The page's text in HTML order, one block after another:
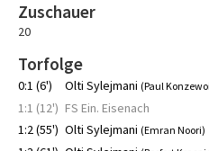
Zuschauer
20
Torfolge
0:1 (6') Olti Sylejmani (Paul
1:1 (12') FS Ein. Eisenach
1:2 (55') Olti Sylejmani (Emran Noori)